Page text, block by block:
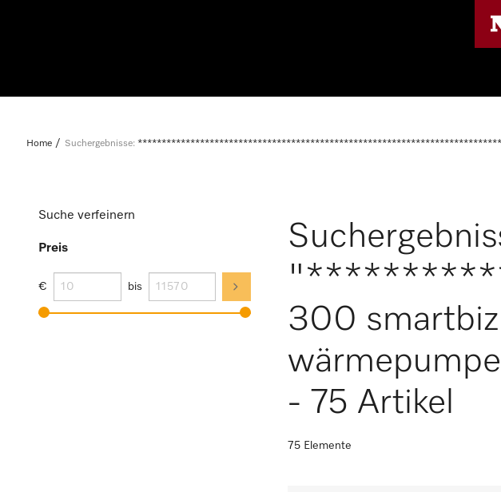
Home Suchergebnisse:
Suche verfeinern
Preis
€ bis
300 smartbiz
- 75 Artikel
75 Elemente